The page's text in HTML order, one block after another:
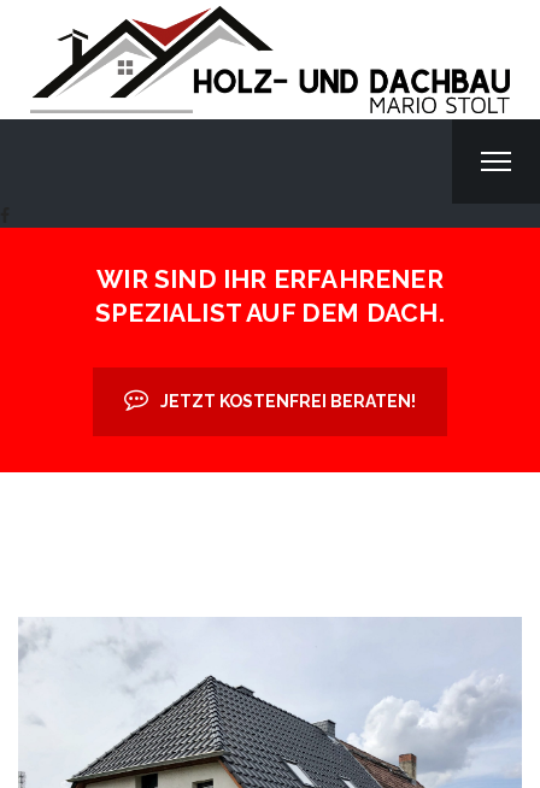
WIR SIND IHR ERFAHRENER
SPEZIALIST AUF DEM DACH.
JETZT KOSTENFREI BERATEN!